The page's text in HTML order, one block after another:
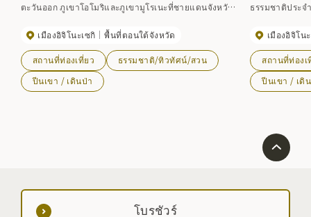
ตะวันออก ภูเขาโอโมริและภูเขามูโรเนะที่ชายแดนจังหวัด
อุทยานแห่งชาติทางทิศตะวันตกใน ระยะทาง.
เมืองอิจิโนะเซกิ พื้นที่ตอนใต้จังหวัด
สถานที่ท่องเที่ยว
ธรรมชาติ/ทิวทัศน์/สวน
ปีนเขา / เดินป่า
ธรรมชาติประจ
เฉพาะในเดือ
มอะเซลเลียสีแ
ยังเป็นยอดเขา
แปซิฟิกและภูเข
สิ่งอำนวยควา
เมืองอิจิโน
สถานที่ท่องเ
ปีนเขา / เดิ
โบรชัวร์